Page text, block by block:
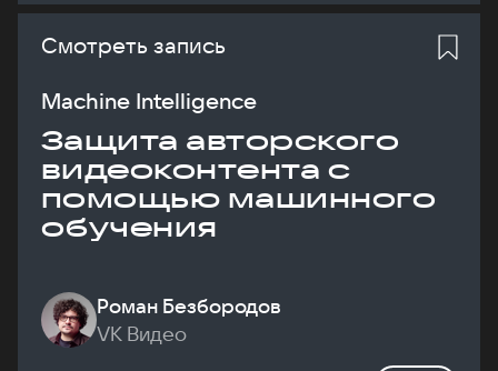
Смотреть запись
Machine Intelligence
Защита авторского
видеоконтента с
помощью машинного
обучения
Роман Безбородов
VK Видео